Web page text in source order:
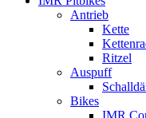
Antrieb
Kette
Ritzel
Auspuff
Bikes
IMR